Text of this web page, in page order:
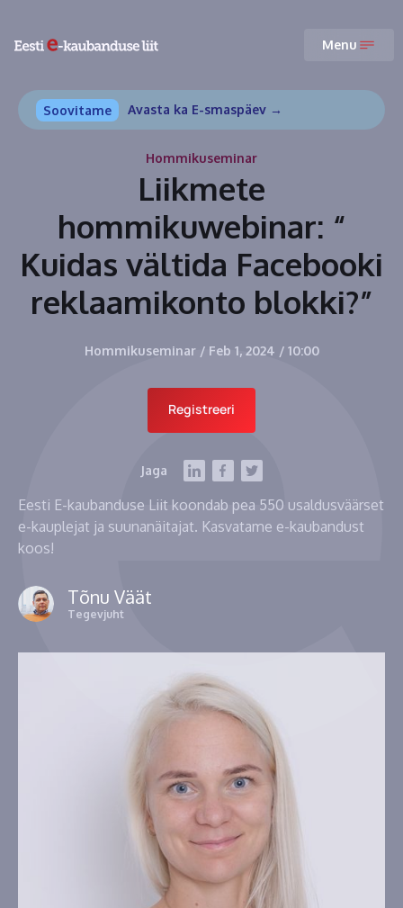
Menu
Soovitame Avasta ka E-smaspäev →
Hommikuseminar
Liikmete
hommikuwebinar: “
Kuidas vältida Facebooki
reklaamikonto blokki?”
Hommikuseminar/ Feb 1, 2024 / 10:00
Registreeri
Jaga
Eesti E-kaubanduse Liit koondab pea 550 usaldusväärset
e-kauplejat ja suunanäitajat. Kasvatame e-kaubandust
koos!
Tõnu Väät
Tegevjuht